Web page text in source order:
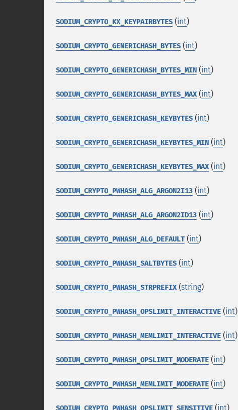
SODIUM_CRYPTO_KX_KEYPAIRBYTES (int)
SODIUM_CRYPTO_GENERICHASH_BYTES (int)
SODIUM_CRYPTO_GENERICHASH_BYTES_MIN (int)
SODIUM_CRYPTO_GENERICHASH_BYTES_MAX(int)
SODIUM_CRYPTO_GENERICHASH_KEYBYTES (int)
SODIUM_CRYPTO_GENERICHASH_KEYBYTES_MIN (int)
SODIUM_CRYPTO_GENERICHASH_KEYBYTES_MAX(int)
SODIUM_CRYPTO_PWHASH_ALG_ARGON2I13 (int)
SODIUM_CRYPTO_PWHASH_ALG_ARGON2ID13 (int)
SODIUM_CRYPTO_PWHASH_ALG_DEFAULT (int)
SODIUM_CRYPTO_PWHASH_SALTBYTES (int)
SODIUM_CRYPTO_PWHASH_STRPREFIX(string)
SODIUM_CRYPTO_PWHASH_OPSLIMIT_INTERACTIVE (int)
SODIUM_CRYPTO_PWHASH_MEMLIMIT_INTERACTIVE (int)
SODIUM_CRYPTO_PWHASH_OPSLIMIT_MODERATE (int)
SODIUM_CRYPTO_PWHASH_MEMLIMIT_MODERATE (int)
SODIUM_CRYPTO_PWHASH_OPSLIMIT_SENSITIVE (int)